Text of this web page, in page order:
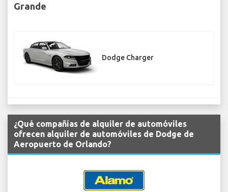
Grande
Dodge Charger
¿Qué compañías de alquiler de automóviles
ofrecen alquiler de automóviles de Dodge de
Aeropuerto de Orlando?